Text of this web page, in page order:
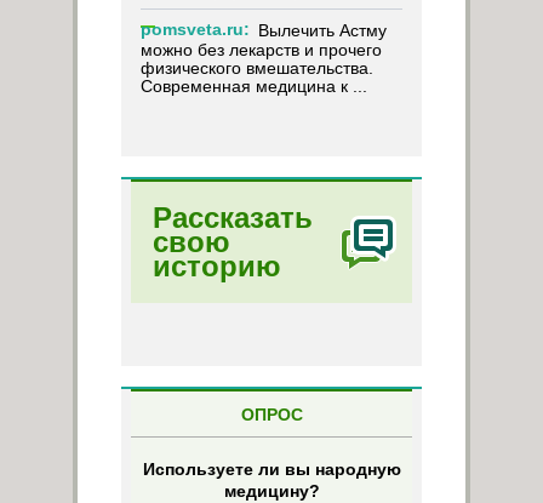
pomsveta.ru: Вылечить Астму
можно без лекарств и прочего
физического вмешательства.
Современная медицина к ...
Рассказать
свою
историю
ОПРОС
Используете ли вы народную
медицину?